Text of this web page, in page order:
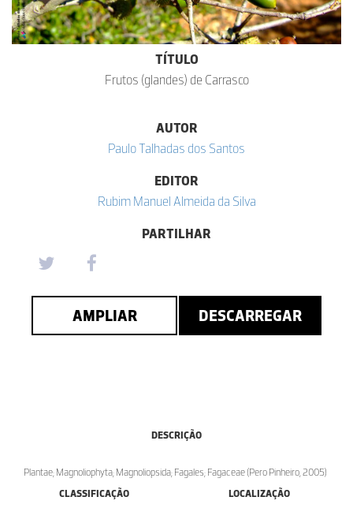
TÍTULO
Frutos (glandes) de Carrasco
AUTOR
Paulo Talhadas dos Santos
EDITOR
Rubim Manuel Almeida da Silva
PARTILHAR
AMPLIAR DESCARREGAR
DESCRIÇÃO
Plantae; Magnoliophyta; Magnoliopsida; Fagales; Fagaceae (Pero Pinheiro, 2005)
CLASSIFICAÇÃO
LOCALIZAÇÃO